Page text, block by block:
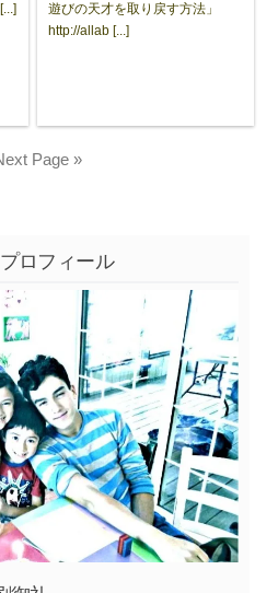
遊びの天才を取り戻す方法」
http://allab [...]
Page »
ロフィール